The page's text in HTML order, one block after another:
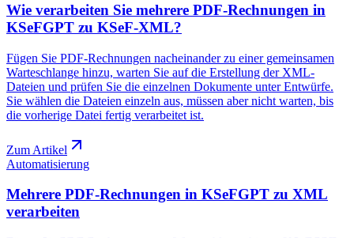
Wie verarbeiten Sie mehrere PDF-Rechnungen in
KSeFGPT zu KSeF-XML?
Fügen Sie PDF-Rechnungen nacheinander zu einer gemeinsamen
Warteschlange hinzu, warten Sie auf die Erstellung der XML-
Dateien und prüfen Sie die einzelnen Dokumente unter Entwürfe.
Sie wählen die Dateien einzeln aus, müssen aber nicht warten, bis
die vorherige Datei fertig verarbeitet ist.
Zum Artikel
Automatisierung
Mehrere PDF-Rechnungen in KSeFGPT zu XML
verarbeiten